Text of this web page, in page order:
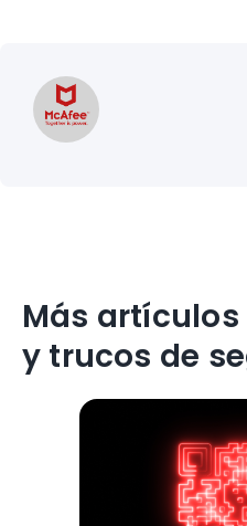
Más artículos
y trucos de